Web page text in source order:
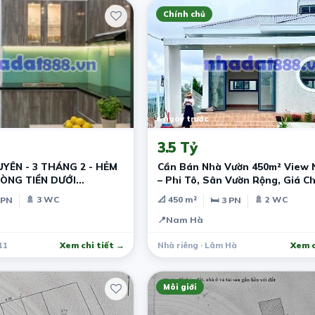
- 3 THÁNG 2 - HẺM
TIỀN DƯỚI
🚿 3 WC
Xem chi tiết →
Chính chủ
6 ngày trước
3.5 Tỷ
Cần Bán Nhà Vườn 450m² View
– Phi Tô, Sân Vườn Rộng, Giá
📐 450 m² 🛏 3 PN
🚿 2 WC
📍Nam Hà
Nhà riêng · Lâm Hà Xem
Môi giới